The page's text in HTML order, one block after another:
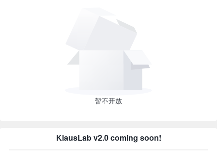
暂不开放
KlausLab v2.0 coming soon!